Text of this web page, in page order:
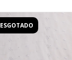
ESGOTADO